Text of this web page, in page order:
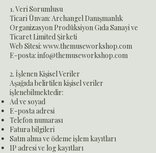
1. Veri Sorumlusu
Ticari Ünvan: Archangel Danışmanlık
Organizasyon Prodüksiyon Gıda Sanayi ve
Ticaret Limited Şirketi
Web Sitesi: www.themuseworkshop.com
E-posta: info@themuseworkshop.com
2. İşlenen Kişisel Veriler
Aşağıda belirtilen kişisel veriler
işlenebilmektedir:
Ad ve soyad
E-posta adresi
Telefon numarası
Fatura bilgileri
Satın alma ve ödeme işlem kayıtları
IP adresi ve log kayıtları